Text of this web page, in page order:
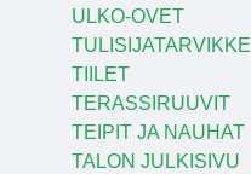
ULKO-OVET
TIILET
TERASSIRUUVIT
TEIPIT JA NAUHAT
TALON JULKISIVU